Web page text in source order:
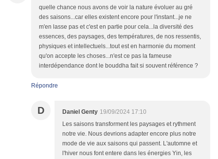
quelle chance nous avons de voir la nature évoluer au gré
des saisons...car elles existent encore pour l'instant...je ne
m'en lasse pas et c'est en partie pour cela...la diversité des
essences, des paysages, des températures, de nos ressentis,
physiques et intellectuels...tout est en harmonie du moment
qu'on accepte les choses...n'est ce pas la fameuse
interdépendance dont le bouddha fait si souvent référence ?
Répondre
D Daniel Genty 19/09/2024 17:10
Les saisons transforment les paysages et rythment
notre vie. Nous devrions adapter encore plus notre
mode de vie aux saisons qui passent. L'automne et
l'hiver nous font entere dans les énergies Yin, les